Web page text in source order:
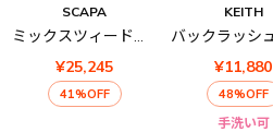
SCAPA
¥25,245
41%OFF
KEITH
¥11,880
48%OFF
手洗い可